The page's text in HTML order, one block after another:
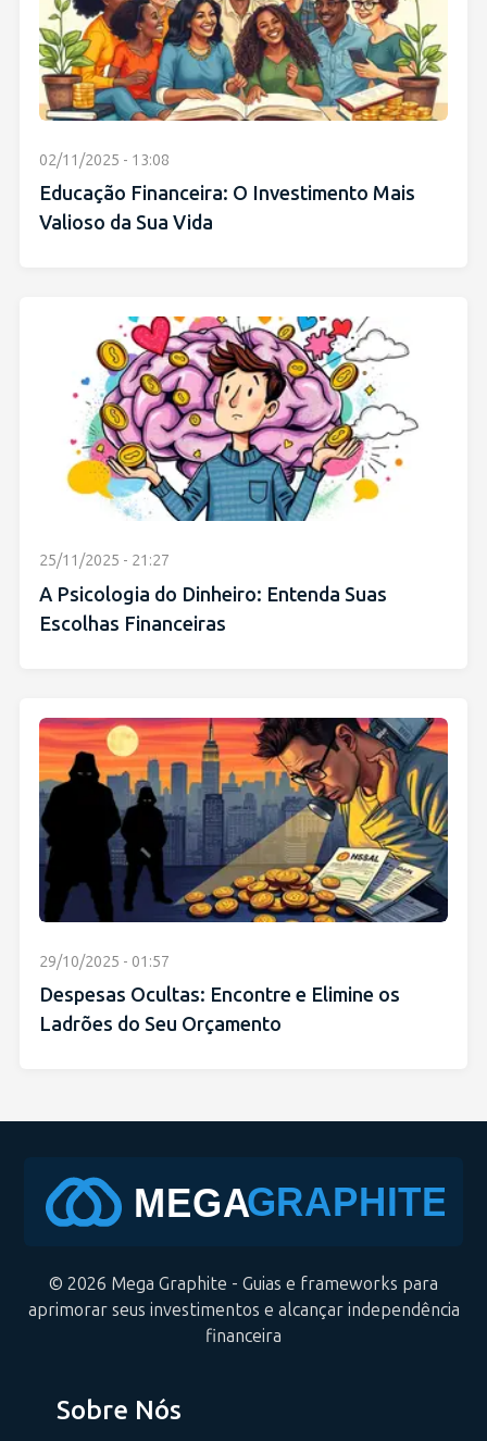
02/11/2025 - 13:08
Educação Financeira: O Investimento Mais
Valioso da Sua Vida
25/11/2025 - 21:27
A Psicologia do Dinheiro: Entenda Suas
Escolhas Financeiras
29/10/2025 - 01:57
Despesas Ocultas: Encontre e Elimine os
Ladrões do Seu Orçamento
© 2026 Mega Graphite - Guias e frameworks para
aprimorar seus investimentos e alcançar independência
financeira
Sobre Nós